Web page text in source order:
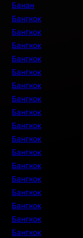
Банан
Бангкок
Бангкок
Бангкок
Бангкок
Бангкок
Бангкок
Бангкок
Бангкок
Бангкок
Бангкок
Бангкок
Бангкок
Бангкок
Бангкок
Бангкок
Бангкок
Бангкок